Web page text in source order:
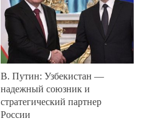
В. Путин: Узбекистан —
надежный союзник и
стратегический партнер
России